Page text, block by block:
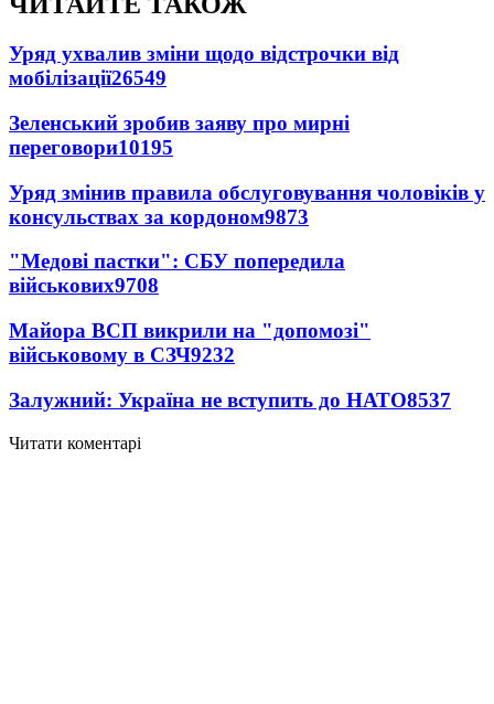
Уряд ухвалив зміни щодо відстрочки від
мобілізації26549
Зеленський зробив заяву про мирні
переговори10195
Уряд змінив правила обслуговування чоловіків у
консульствах за кордоном9873
"Медові пастки": СБУ попередила
військових9708
Майора ВСП викрили на "допомозі"
військовому в СЗЧ9232
Залужний: Україна не вступить до НАТО8537
Читати коментарі